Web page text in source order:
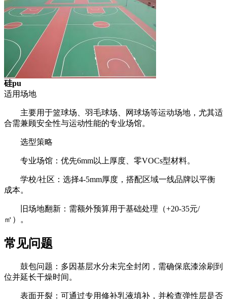
硅pu
适用场地
主要用于篮球场、羽毛球场、网球场等运动场地，尤其适
合需兼顾安全性与运动性能的专业场馆。
选型策略
专业场馆：优先6mm以上厚度、零VOCs型材料。
学校/社区：选择4-5mm厚度，搭配区域一线品牌以平衡
成本。
旧场地翻新：需额外预算用于基础处理（+20-35元/
㎡）。
常见问题
鼓包问题：多因基层水分未完全封闭，需确保底漆涂刷到
位并延长干燥时间。
表面开裂：可通过专用修补乳液填补，并检查弹性层是否